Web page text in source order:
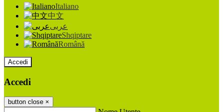
Italiano
中文
عربى
Shqiptare
Română
Accedi
Accedi
button close ×